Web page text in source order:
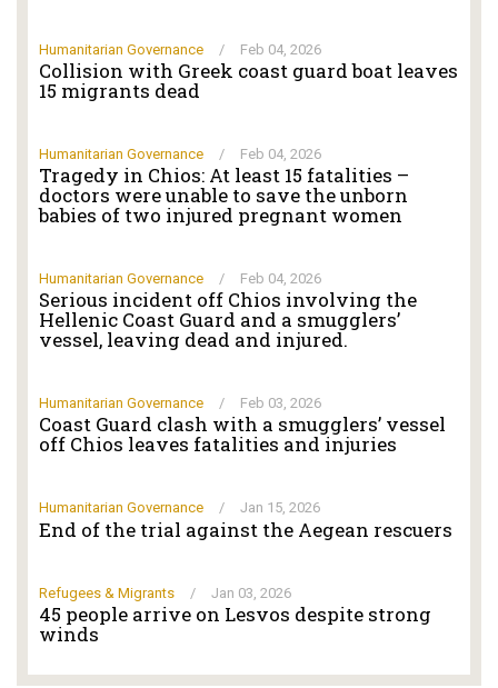
Humanitarian Governance / Feb 04, 2026
Collision with Greek coast guard boat leaves
15 migrants dead
Humanitarian Governance / Feb 04, 2026
Tragedy in Chios: At least 15 fatalities –
doctors were unable to save the unborn
babies of two injured pregnant women
Humanitarian Governance / Feb 04, 2026
Serious incident off Chios involving the
Hellenic Coast Guard and a smugglers’
vessel, leaving dead and injured.
Humanitarian Governance / Feb 03, 2026
Coast Guard clash with a smugglers’ vessel
off Chios leaves fatalities and injuries
Humanitarian Governance / Jan 15, 2026
End of the trial against the Aegean rescuers
Refugees & Migrants / Jan 03, 2026
45 people arrive on Lesvos despite strong
winds